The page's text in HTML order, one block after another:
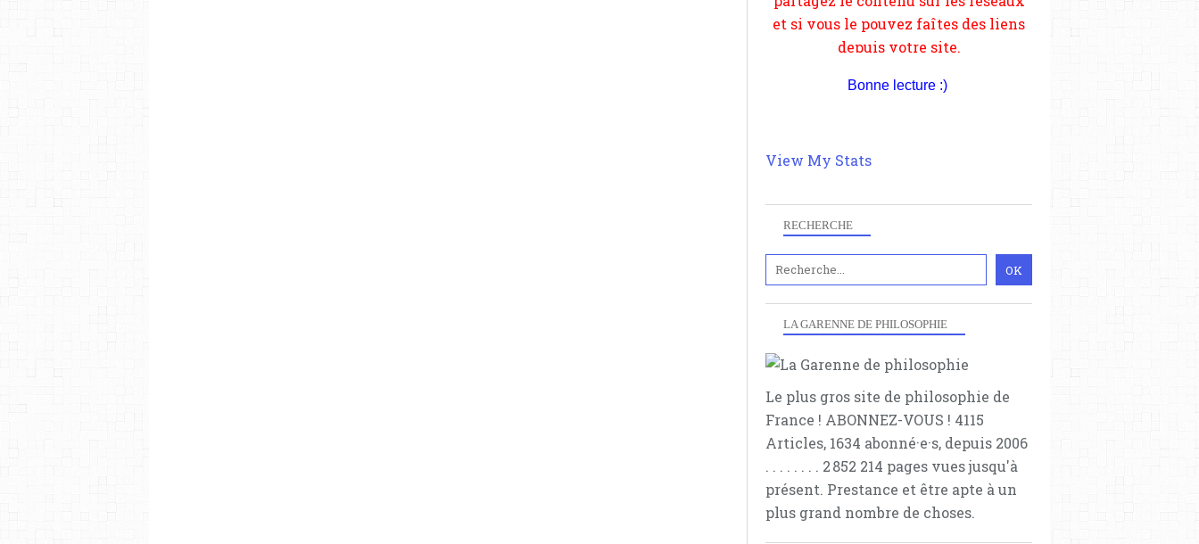
RECHERCHE
LA GARENNE DE PHILOSOPHIE
Le plus gros site de philosophie de
France ! ABONNEZ-VOUS ! 4115
Articles, 1634 abonné·e·s, depuis 2006
. . . . . . . . 2 852 214 pages vues jusqu'à
présent. Prestance et être apte à un
plus grand nombre de choses.
Bonne lecture :)
View My Stats